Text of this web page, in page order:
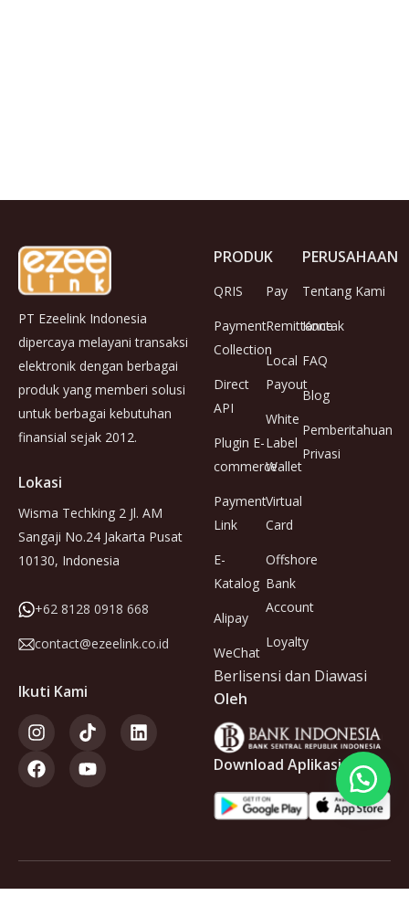
PT Ezeelink Indonesia
dipercaya melayani transaksi
elektronik dengan berbagai
produk yang memberi solusi
untuk berbagai kebutuhan
finansial sejak 2012.
Lokasi
Wisma Techking 2 Jl. AM
Sangaji No.24 Jakarta Pusat
10130, Indonesia
+62 8128 0918 668
contact@ezeelink.co.id
Ikuti Kami
PRODUK
QRIS
Payment
Collection
Direct
API
Plugin E-
commerce
Payment
Link
E-
Katalog
Alipay
WeChat
Pay
Remittance
Local
Payout
White
Label
Wallet
Virtual
Card
Offshore
Bank
Account
Loyalty
PERUSAHAAN
Tentang Kami
Kontak
FAQ
Blog
Pemberitahuan
Privasi
Berlisensi dan Diawasi
Oleh
Download Aplikasi